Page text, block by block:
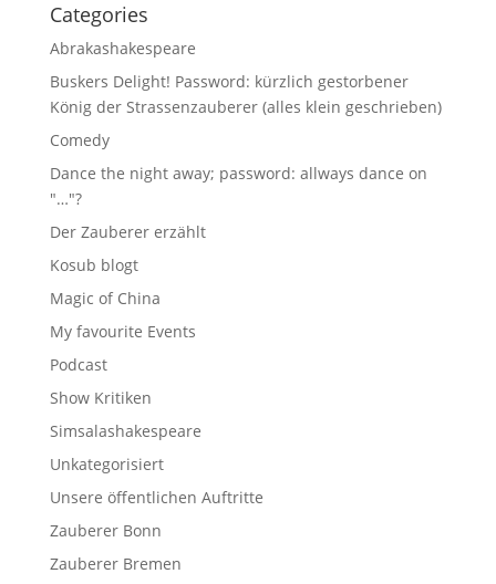
Categories
Abrakashakespeare
Buskers Delight! Password: kürzlich gestorbener
König der Strassenzauberer (alles klein geschrieben)
Comedy
Dance the night away; password: allways dance on
"…"?
Der Zauberer erzählt
Kosub blogt
Magic of China
My favourite Events
Podcast
Show Kritiken
Simsalashakespeare
Unkategorisiert
Unsere öffentlichen Auftritte
Zauberer Bonn
Zauberer Bremen